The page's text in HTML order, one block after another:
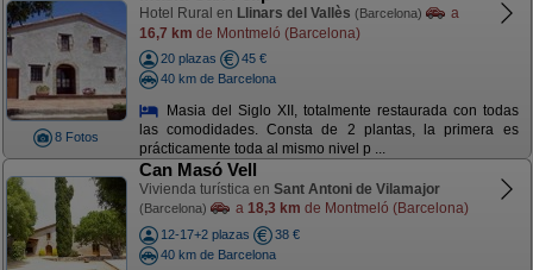
8 Fotos
Hotel Rural en Llinars del Vallès (Barcelona)
a
16,7 km de Montmeló (Barcelona)
20 plazas
45 €
40 km de Barcelona
Masia del Siglo XII, totalmente restaurada con todas
las comodidades. Consta de 2 plantas, la primera es
prácticamente toda al mismo nivel p ...
Can Masó Vell
Vivienda turística en Sant Antoni de Vilamajor
(Barcelona) a 18,3 km de Montmeló (Barcelona)
12-17+2 plazas
38 €
40 km de Barcelona